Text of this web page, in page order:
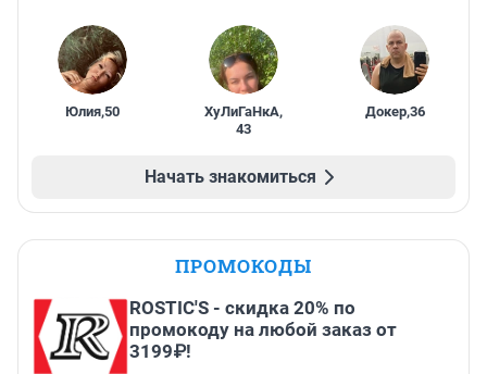
Юлия,50 ХуЛиГаНкА,
43
Докер,36
Начать знакомиться
ПРОМОКОДЫ
ROSTIC'S - скидка 20% по
промокоду на любой заказ от
3199₽!